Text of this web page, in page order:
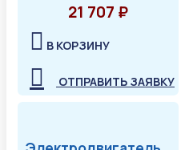
21 707 ₽
В КОРЗИНУ
ОТПРАВИТЬ ЗАЯВКУ